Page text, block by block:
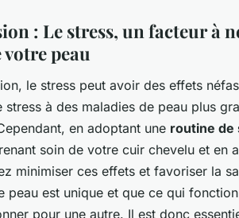
: Le stress, un facteur à
votre peau
le stress peut avoir des effets
stress à des maladies de peau plus
en adoptant une routine de
soin de votre cuir chevelu et en
minimiser ces effets et favoriser la
peau est unique et que ce qui
pour une autre. Il est donc